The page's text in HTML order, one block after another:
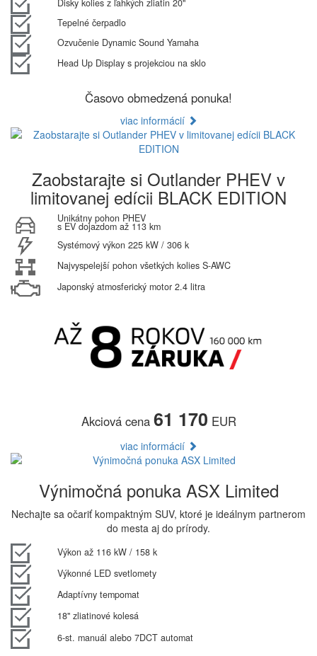
Disky kolies z ľahkých zliatin 20"
Tepelné čerpadlo
Ozvučenie Dynamic Sound Yamaha
Head Up Display s projekciou na sklo
Časovo obmedzená ponuka!
viac informácií
Zaobstarajte si Outlander PHEV v
limitovanej edícii BLACK EDITION
Unikátny pohon PHEV
s EV dojazdom až 113 km
Systémový výkon 225 kW / 306 k
Najvyspelejší pohon všetkých kolies S-AWC
Japonský atmosferický motor 2.4 litra
Akciová cena 61 170 EUR
viac informácií
Výnimočná ponuka ASX Limited
Nechajte sa očariť kompaktným SUV, ktoré je ideálnym partnerom
do mesta aj do prírody.
Výkon až 116 kW / 158 k
Výkonné LED svetlomety
Adaptívny tempomat
18" zliatinové kolesá
6-st. manuál alebo 7DCT automat